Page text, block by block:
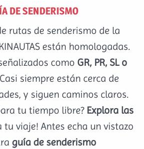
DE SENDERISMO
rutas de senderismo de la
están homologadas.
como GR, PR, SL o
siempre están cerca de
y siguen caminos claros.
tu tiempo libre? Explora las
tu viaje! Antes echa un vistazo
guía de senderismo